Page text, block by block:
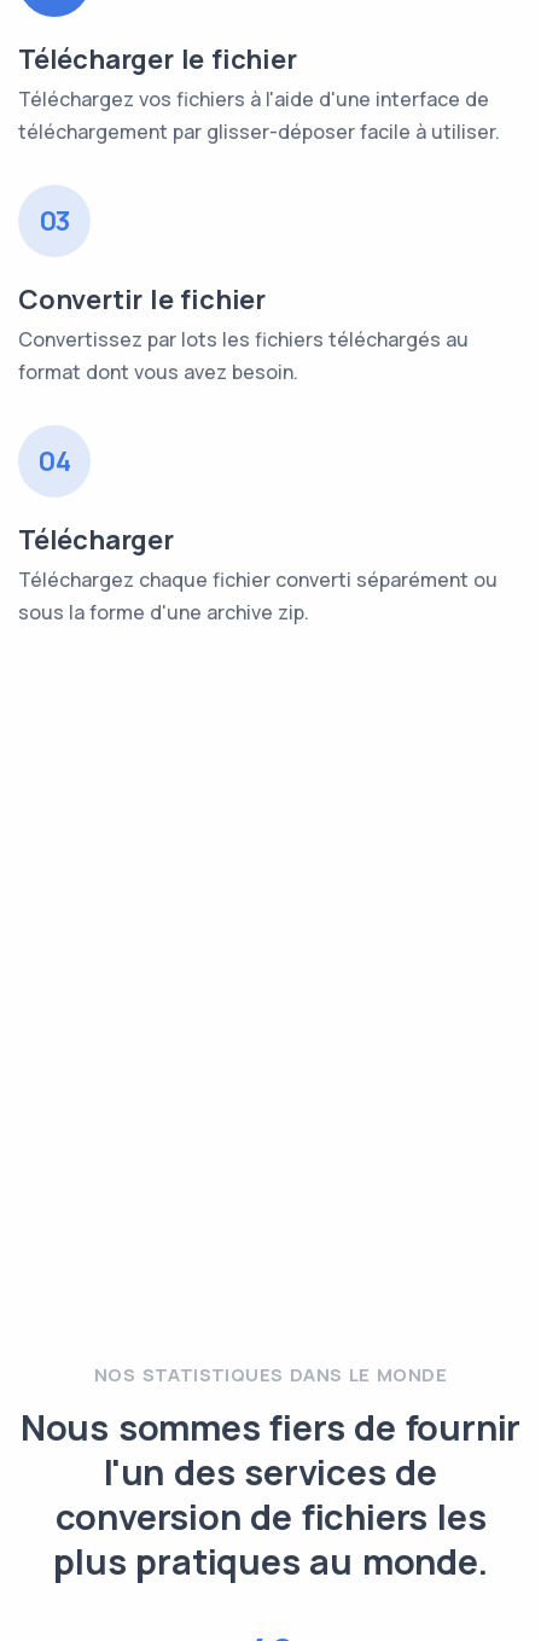
Télécharger le fichier
Téléchargez vos fichiers à l'aide d'une interface de
téléchargement par glisser-déposer facile à utiliser.
03
Convertir le fichier
Convertissez par lots les fichiers téléchargés au
format dont vous avez besoin.
04
Télécharger
Téléchargez chaque fichier converti séparément ou
sous la forme d'une archive zip.
NOS STATISTIQUES DANS LE MONDE
Nous sommes fiers de fournir
l'un des services de
conversion de fichiers les
plus pratiques au monde.